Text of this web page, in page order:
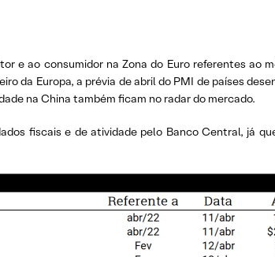
e ao consumidor na Zona do Euro referentes ao
da Europa, a prévia de abril do PMI de países
na China também ficam no radar do mercado.
fiscais e de atividade pelo Banco Central, já